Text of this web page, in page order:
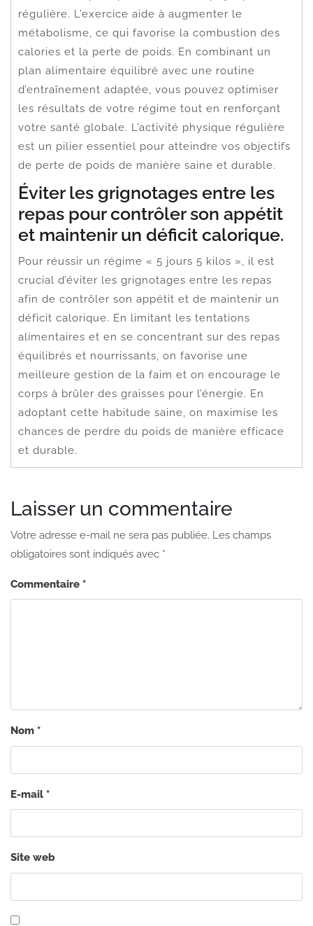
régulière. L’exercice aide à augmenter le
métabolisme, ce qui favorise la combustion des
calories et la perte de poids. En combinant un
plan alimentaire équilibré avec une routine
d’entraînement adaptée, vous pouvez optimiser
les résultats de votre régime tout en renforçant
votre santé globale. L’activité physique régulière
est un pilier essentiel pour atteindre vos objectifs
de perte de poids de manière saine et durable.
Éviter les grignotages entre les
repas pour contrôler son appétit
et maintenir un déficit calorique.
Pour réussir un régime « 5 jours 5 kilos », il est
crucial d’éviter les grignotages entre les repas
afin de contrôler son appétit et de maintenir un
déficit calorique. En limitant les tentations
alimentaires et en se concentrant sur des repas
équilibrés et nourrissants, on favorise une
meilleure gestion de la faim et on encourage le
corps à brûler des graisses pour l’énergie. En
adoptant cette habitude saine, on maximise les
chances de perdre du poids de manière efficace
et durable.
Laisser un commentaire
Votre adresse e-mail ne sera pas publiée. Les champs
obligatoires sont indiqués avec *
Commentaire *
Nom *
E-mail *
Site web